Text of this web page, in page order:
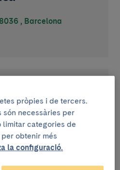
, Barcelona
Cures
(UVIR)
, Barcelona
pròpies i de tercers.
necessàries per
limitar categories de
obtenir més
la configuració.